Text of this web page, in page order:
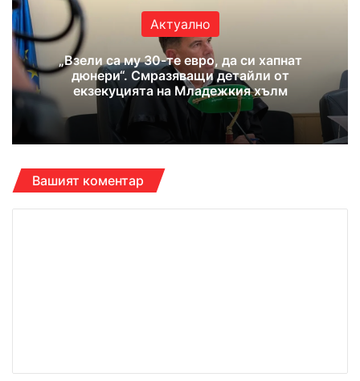
Актуално
„Взели са му 30-те евро, да си хапнат
дюнери“. Смразяващи детайли от
екзекуцията на Младежкия хълм
Вашият коментар